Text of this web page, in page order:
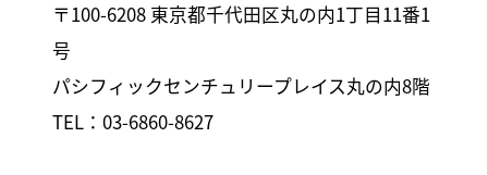
〒100-6208 東京都千代田区丸の内1丁目11番1
号
パシフィックセンチュリープレイス丸の内8階
TEL：03-6860-8627